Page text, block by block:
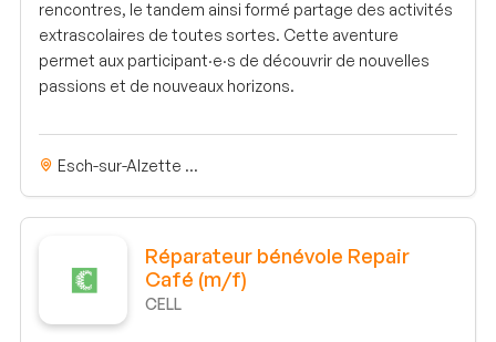
rencontres, le tandem ainsi formé partage des activités
extrascolaires de toutes sortes. Cette aventure
permet aux participant·e·s de découvrir de nouvelles
passions et de nouveaux horizons.
Esch-sur-Alzette ...
Réparateur bénévole Repair
Café (m/f)
CELL